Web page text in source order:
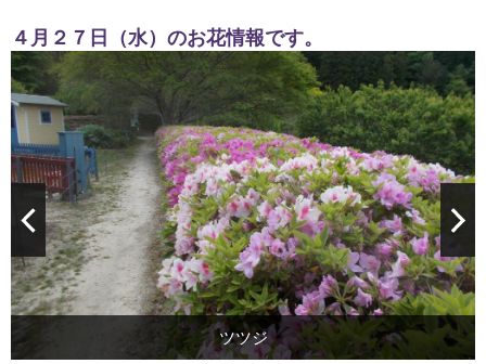
４月２７日（水）のお花情報です。
ツツジ
カスミソウ
シャクヤク
カモミール